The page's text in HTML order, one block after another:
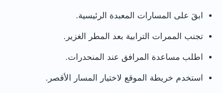
ابقَ على المسارات المعبدة الرئيسية.
تجنب الممرات الترابية بعد المطر الغزير.
اطلب مساعدة المرافق عند المنحدرات.
استخدم خريطة الموقع لاختيار المسار الأقصر.